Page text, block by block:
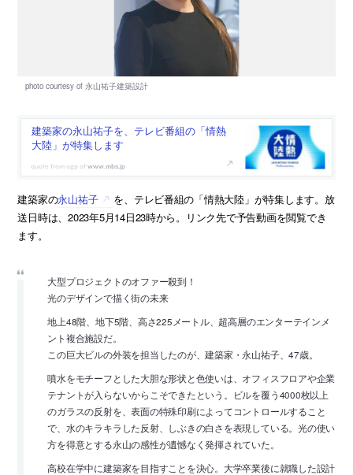
建築家の永山祐子を、テレビ番組の「情熱
大陸」が特集します
www.mbs.jp
建築家の永山祐子
を、テレビ番組の「情熱大陸」が特集します。放
送日時は、2023年5月14日23時から。リンク先で予告動画を閲覧でき
ます。
大型プロジェクトのオファー殺到！
光のデザインで描く街の未来
地上48階、地下5階、高さ225メートル、超高層のエンターテインメ
ント複合施設だ。
この巨大ビルの外装を担当したのが、建築家・永山祐子、47歳。
噴水をモチーフとした大胆な形状と色使いは、オフィスフロアや企業
テナントが入らないからこそできたという。ビルを覆う4000枚以上
のガラスの反射を、表面の特殊印刷によってコントロールすること
で、水のキラキラした反射、しぶきの白さを表現している。光の使い
方を得意とする永山の感性が遺憾なく発揮されていた。
高校在学中に建築家を目指すことを決心。大学卒業後に就職した設計